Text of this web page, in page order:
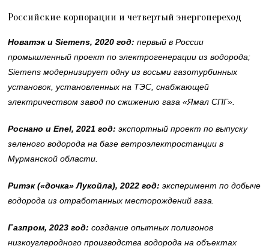
Российские корпорации и четвертый энергопереход
Новатэк и Siemens, 2020 год:первый в России
промышленный проект по электрогенерации из водорода;
Siemens модернизирует одну из восьми газотурбинных
установок, установленных на ТЭС, снабжающей
электричеством завод по сжижению газа «Ямал СПГ».
Роснано и Enel, 2021 год:экспортный проект по выпуску
зеленого водорода на базе ветроэлектростанции в
Мурманской области.
Ритэк («дочка» Лукойла), 2022 год:эксперимент по добыче
водорода из отработанных месторождений газа.
Газпром, 2023 год:создание опытных полигонов
низкоуглеродного производства водорода на объектах